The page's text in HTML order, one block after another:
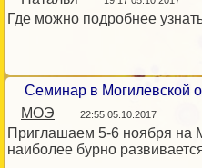
Где можно подробнее
Семинар в Могилевской
МОЭ
22:55 05.10.2017
Приглашаем 5-6 ноября на
наиболее бурно